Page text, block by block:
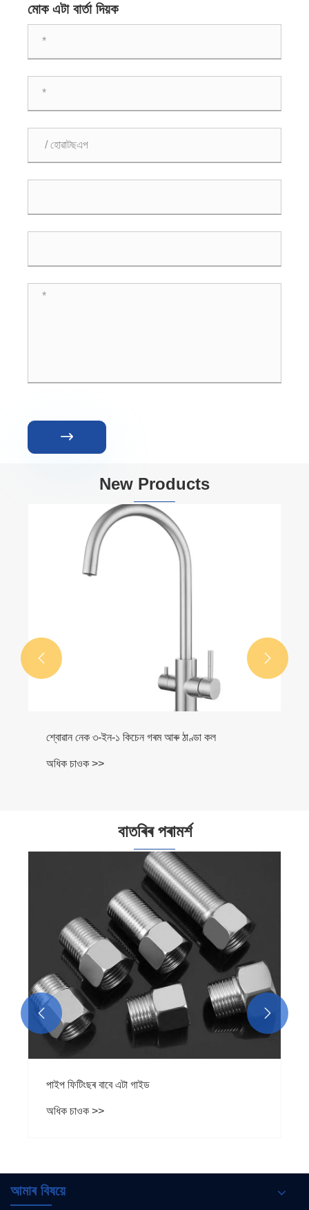
মোক এটা বাৰ্তা দিয়ক

New Products
নূন্যতম বৰ্গক্ষেত্ৰৰ আৰ্হিৰ লুকাই থকা কল
অধিক চাওক >>
 
বাতৰিৰ পৰামৰ্শ
আপোনাৰ আধুনিক পাকঘৰৰ বাবে আপুনি কিয় এটা গুজনেক ব্ৰাছ
 
আমাৰ বিষয়ে